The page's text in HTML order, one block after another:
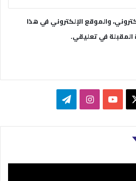
والموقع الإلكتروني في هذا
المقبلة في تعليقي.
‫YouTubeانستقرامتيلقرام